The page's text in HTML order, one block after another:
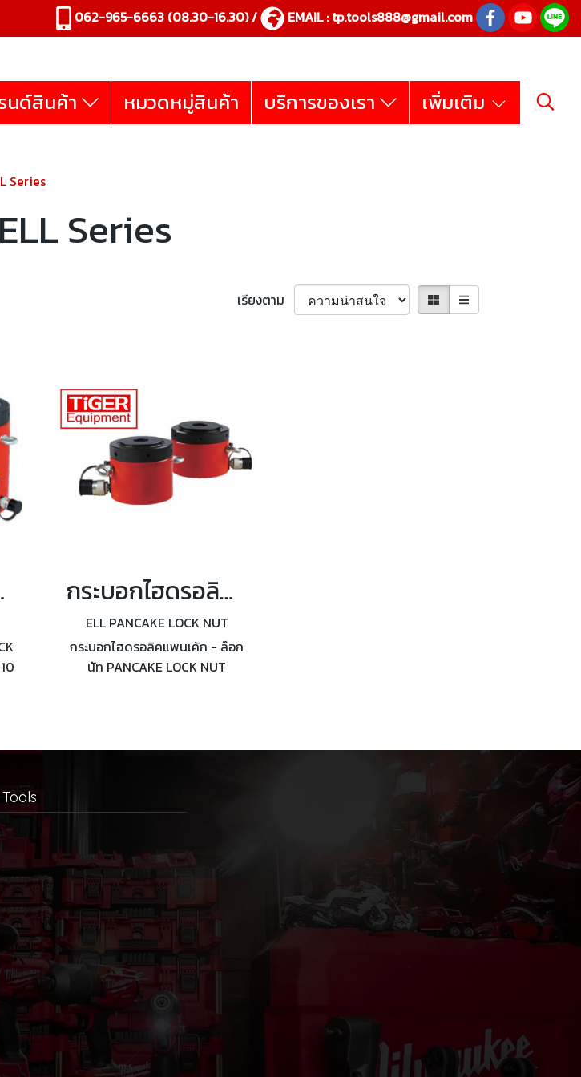
062-965-6663 (08.30-16.30) / EMAIL :tp.tools888@gmail.com
นด์สินค้า หมวดหมู่สินค้า บริการของเรา เพิ่มเติม
Series
Series
เรียงตาม
- 150 ตัน กระบอกไฮดรอลิคแพนเค้ก - ล๊อกนัท 60 - 520 ตัน
ELL PANCAKE LOCK NUT
กระบอกไฮดรอลิคแพนเค้ก - ล๊อก
นัท PANCAKE LOCK NUT